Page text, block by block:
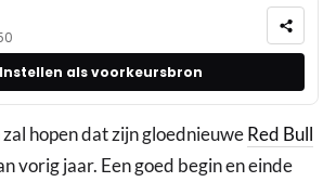
Instellen als voorkeursbron
hopen dat zijn gloednieuweRed Bull
vorig jaar. Een goed begin en einde